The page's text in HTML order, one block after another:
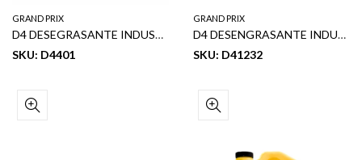
GRAND PRIX
D4 DESEGRASANTE INDUSTRIAL 1 GL
SKU: D4401
GRAND PRIX
D4 DESENGRASANTE INDUSTRIAL 32 OZ
SKU: D41232